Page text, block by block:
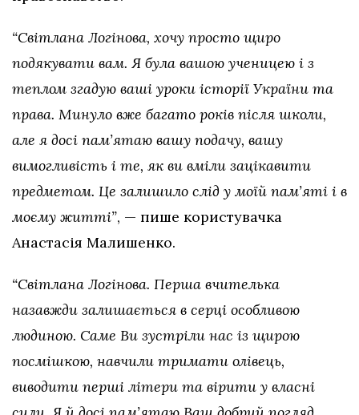
“Світлана Логінова, хочу просто щиро
подякувати вам. Я була вашою ученицею і з
теплом згадую ваші уроки історії України та
права. Минуло вже багато років після школи,
але я досі пам’ятаю вашу подачу, вашу
вимогливість і те, як ви вміли зацікавити
предметом. Це залишило слід у моїй пам’яті і в
моєму житті”, — пише користувачка
Анастасія Малишенко.
“Світлана Логінова. Перша вчителька
назавжди залишається в серці особливою
людиною. Саме Ви зустріли нас із щирою
посмішкою, навчили тримати олівець,
виводити перші літери та вірити у власні